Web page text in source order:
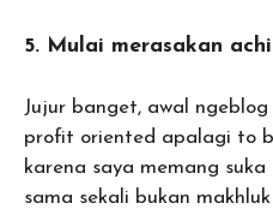
5. Mulai merasakan
Jujur banget, awal
profit oriented apalagi to
karena saya memang
sama sekali bukan